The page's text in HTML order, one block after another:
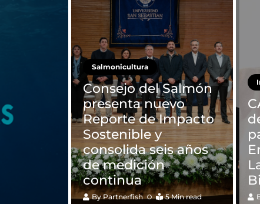
Salmonicultura
Consejo del Salmón
presenta nuevo
Reporte de Impacto
Sostenible y
consolida seis años
de medición
continua
ByPartnerfish 5 Min read